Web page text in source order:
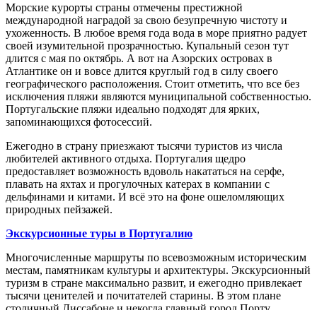
Морские курорты страны отмечены престижной
международной наградой за свою безупречную чистоту и
ухоженность. В любое время года вода в море приятно радует
своей изумительной прозрачностью. Купальный сезон тут
длится с мая по октябрь. А вот на Азорских островах в
Атлантике он и вовсе длится круглый год в силу своего
географического расположения. Стоит отметить, что все без
исключения пляжи являются муниципальной собственностью.
Португальские пляжи идеально подходят для ярких,
запоминающихся фотосессий.
Ежегодно в страну приезжают тысячи туристов из числа
любителей активного отдыха. Португалия щедро
предоставляет возможность вдоволь накататься на серфе,
плавать на яхтах и прогулочных катерах в компании с
дельфинами и китами. И всё это на фоне ошеломляющих
природных пейзажей.
Экскурсионные туры в Португалию
Многочисленные маршруты по всевозможным историческим
местам, памятникам культуры и архитектуры. Экскурсионный
туризм в стране максимально развит, и ежегодно привлекает
тысячи ценителей и почитателей старины. В этом плане